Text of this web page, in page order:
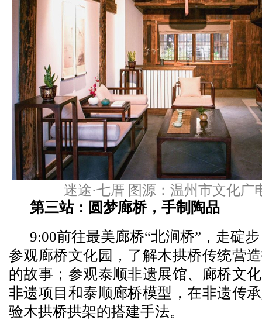
迷途·七厝 图源：温州市文化广
第三站：圆梦廊桥，手制陶品
9:00前往最美廊桥“北涧桥”，走碇
参观廊桥文化园，了解木拱桥传统营
的故事；参观泰顺非遗展馆、廊桥文
非遗项目和泰顺廊桥模型，在非遗传
验木拱桥拱架的搭建手法。